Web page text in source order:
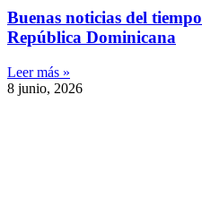
Buenas noticias del
República Dominicana
Leer más »
8 junio, 2026